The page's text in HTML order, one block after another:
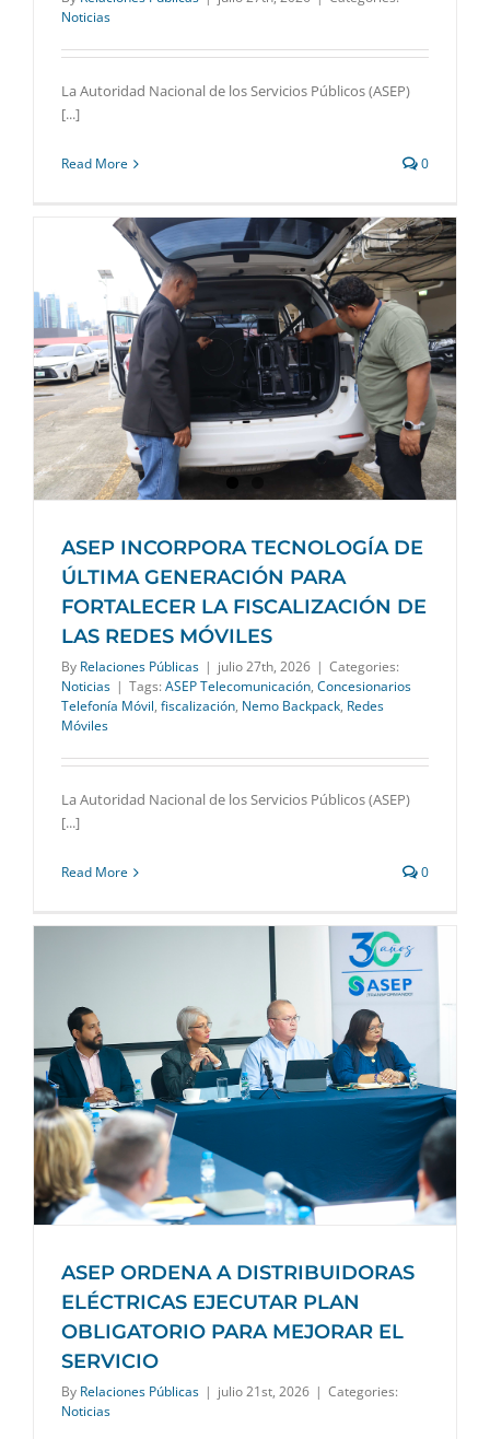
Noticias
La Autoridad Nacional de los Servicios Públicos (ASEP)
[...]
Read More 0
ASEP INCORPORA TECNOLOGÍA DE
ÚLTIMA GENERACIÓN PARA
FORTALECER LA FISCALIZACIÓN DE
LAS REDES MÓVILES
By Relaciones Públicas | julio 27th, 2026 | Categories:
Noticias | Tags: ASEP Telecomunicación, Concesionarios
Telefonía Móvil, fiscalización, Nemo Backpack, Redes
Móviles
La Autoridad Nacional de los Servicios Públicos (ASEP)
[...]
Read More 0
ASEP ORDENA A DISTRIBUIDORAS
ELÉCTRICAS EJECUTAR PLAN
OBLIGATORIO PARA MEJORAR EL
SERVICIO
By Relaciones Públicas | julio 21st, 2026 | Categories:
Noticias